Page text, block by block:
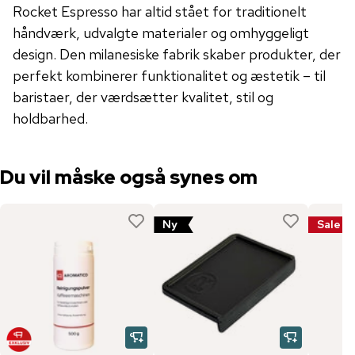
Rocket Espresso har altid stået for traditionelt
håndværk, udvalgte materialer og omhyggeligt
design. Den milanesiske fabrik skaber produkter, der
perfekt kombinerer funktionalitet og æstetik – til
baristaer, der værdsætter kvalitet, stil og
holdbarhed.
Du vil måske også synes om
Ny Sale